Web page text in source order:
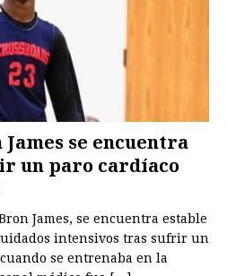
se encuentra
un paro cardíaco
James, se encuentra estable
intensivos tras sufrir un
se entrenaba en la